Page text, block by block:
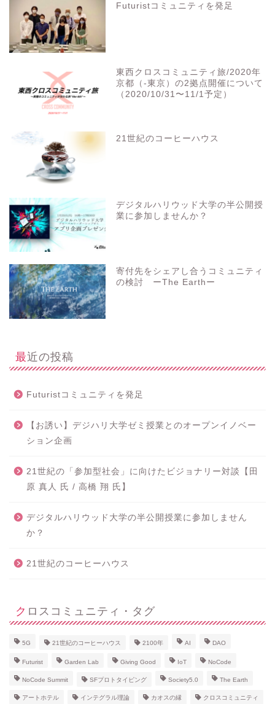
Futuristコミュニティを発足
東西クロスコミュニティ旅/2020年
京都（-東京）の2拠点開催について
（2020/10/31〜11/1予定）
21世紀のコーヒーハウス
デジタルハリウッド大学の半公開授
業に参加しませんか？
寄付先をシェアし合うコミュニティ
の検討 ーThe Earthー
最近の投稿
Futuristコミュニティを発足
【お誘い】デジハリ大学ゼミ授業とのオープンイノベー
ション企画
21世紀の「参加型社会」に向けたビジョナリー対談【田
原 真人 氏 / 高橋 翔 氏】
デジタルハリウッド大学の半公開授業に参加しません
か？
21世紀のコーヒーハウス
クロスコミュニティ・タグ
5G 21世紀のコーヒーハウス 2100年 AI DAO
Futurist Garden Lab Giving Good IoT NoCode
NoCode Summit SFプロトタイピング Society5.0 The Earth
アートホテル インテグラル理論 カオスの縁 クロスコミュニティ